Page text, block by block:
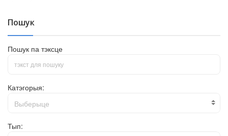
Пошук
Пошук па тэксце
Катэгорыя:
Выберыце
Тып: